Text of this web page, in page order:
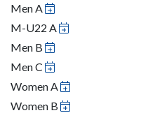
Men A
M-U22 A
Men B
Men C
Women A
Women B